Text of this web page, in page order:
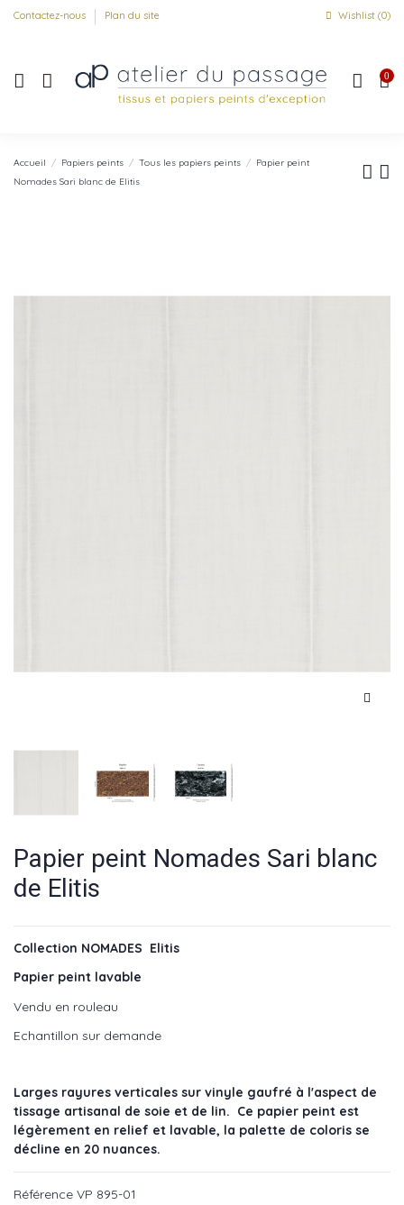
Contactez-nous Plan du site Wishlist (0)
0
Accueil Papiers peints Tous les papiers peints
Papier peint
Nomades Sari blanc de Elitis
Papier peint Nomades Sari blanc
de Elitis
Collection NOMADES Elitis
Papier peint lavable
Vendu en rouleau
Echantillon sur demande
Larges rayures verticales sur vinyle gaufré à l'aspect de
tissage artisanal de soie et de lin. Ce papier peint est
légèrement en relief et lavable, la palette de coloris se
décline en 20 nuances.
Référence VP 895-01